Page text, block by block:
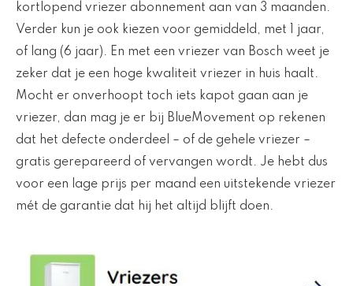
kortlopend vriezer abonnement aan van 3 maanden.
Verder kun je ook kiezen voor gemiddeld, met 1 jaar,
of lang (6 jaar). En met een vriezer van Bosch weet je
zeker dat je een hoge kwaliteit vriezer in huis haalt.
Mocht er onverhoopt toch iets kapot gaan aan je
vriezer, dan mag je er bij BlueMovement op rekenen
dat het defecte onderdeel – of de gehele vriezer –
gratis gerepareerd of vervangen wordt. Je hebt dus
voor een lage prijs per maand een uitstekende vriezer
mét de garantie dat hij het altijd blijft doen.